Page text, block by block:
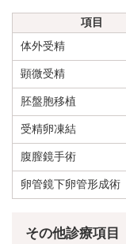
項目
体外受精
顕微受精
胚盤胞移植
受精卵凍結
腹膣鏡手術
卵管鏡下卵管形成術
その他診療項目